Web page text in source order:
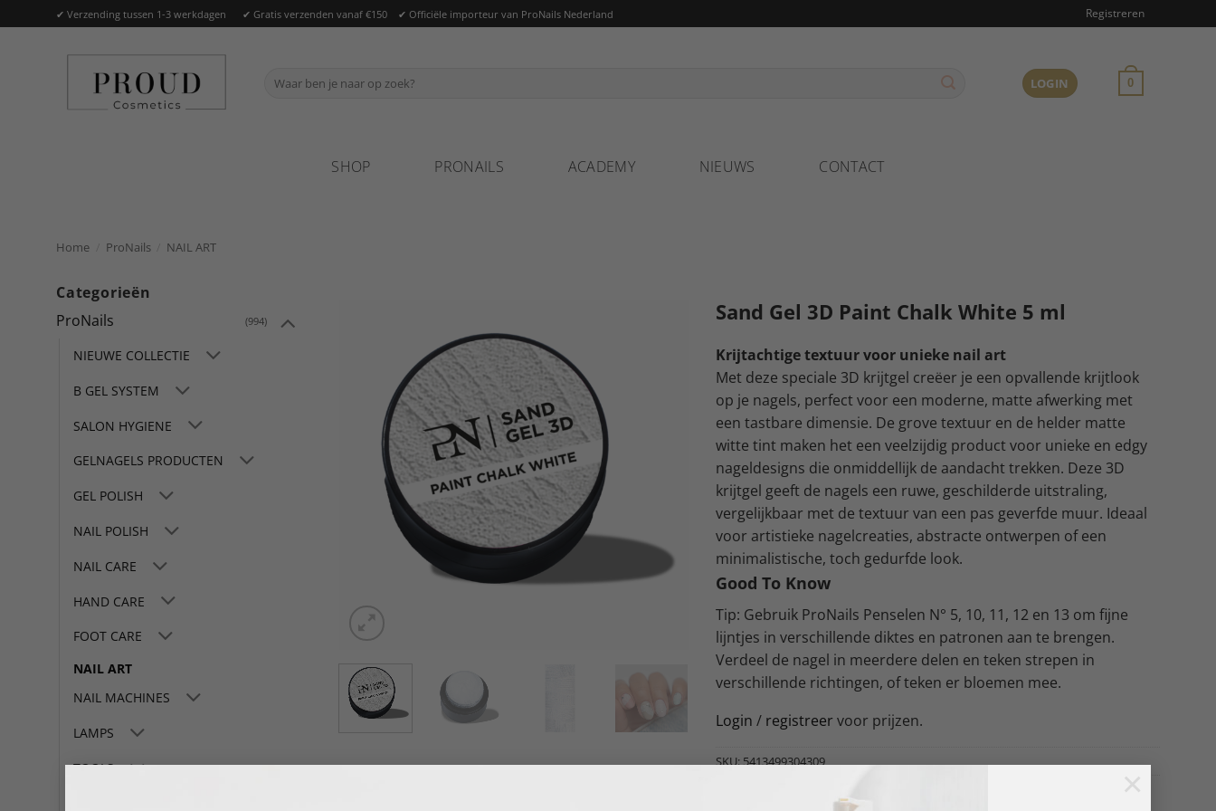
×
naar
✔ Verzending tussen 1-3 werkdagen ✔ Gratis verzenden vanaf €150 ✔ Officiële importeur van ProNails Nederland Registreren
Zoeken
LOGIN 0
SHOP PRONAILS ACADEMY NIEUWS CONTACT
Home ProNails NAIL ART
Categorieën
ProNails
(994)
NIEUWE COLLECTIE
B GEL SYSTEM
SALON HYGIENE
GELNAGELS PRODUCTEN
GEL POLISH
NAIL POLISH
NAIL CARE
HAND CARE
FOOT CARE
NAIL ART
NAIL MACHINES
LAMPS
TOOLS
Sand Gel 3D Paint Chalk White 5 ml
Krijtachtige textuur voor unieke nail art
Met deze speciale 3D krijtgel creëer je een opvallende krijtlook
op je nagels, perfect voor een moderne, matte afwerking met
een tastbare dimensie. De grove textuur en de helder matte
witte tint maken het een veelzijdig product voor unieke en edgy
nageldesigns die onmiddellijk de aandacht trekken. Deze 3D
krijtgel geeft de nagels een ruwe, geschilderde uitstraling,
vergelijkbaar met de textuur van een pas geverfde muur. Ideaal
voor artistieke nagelcreaties, abstracte ontwerpen of een
minimalistische, toch gedurfde look.
Good To Know
Tip: Gebruik ProNails Penselen N° 5, 10, 11, 12 en 13 om fijne
lijntjes in verschillende diktes en patronen aan te brengen.
Verdeel de nagel in meerdere delen en teken strepen in
verschillende richtingen, of teken er bloemen mee.
Login / registreer voor prijzen.
SKU:5413499304309